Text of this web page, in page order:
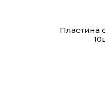
Пластина